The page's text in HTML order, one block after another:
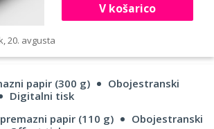
V košarico
20. avgusta
papir (300 g)
Obojestranski
Digitalni tisk
papir (110 g)
Obojestranski